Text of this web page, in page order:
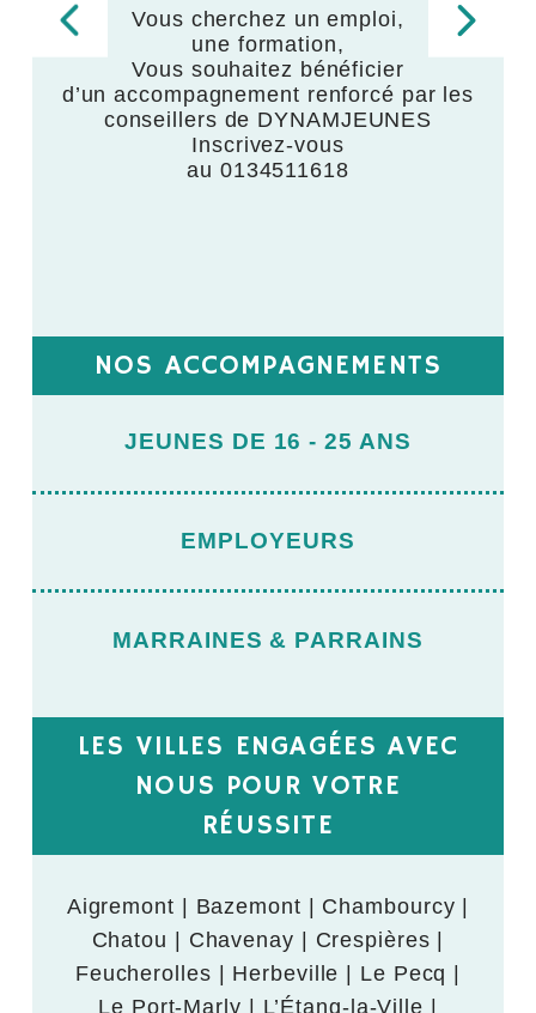
Vous cherchez un emploi,
une formation,
Vous souhaitez bénéficier
d’un accompagnement renforcé par les
conseillers de DYNAMJEUNES
Inscrivez-vous
au 0134511618
NOS ACCOMPAGNEMENTS
JEUNES DE 16 - 25 ANS
EMPLOYEURS
MARRAINES & PARRAINS
LES VILLES ENGAGÉES AVEC
NOUS POUR VOTRE
RÉUSSITE
Aigremont | Bazemont | Chambourcy |
Chatou | Chavenay | Crespières |
Feucherolles | Herbeville | Le Pecq |
Le Port-Marly | L’Étang-la-Ville |